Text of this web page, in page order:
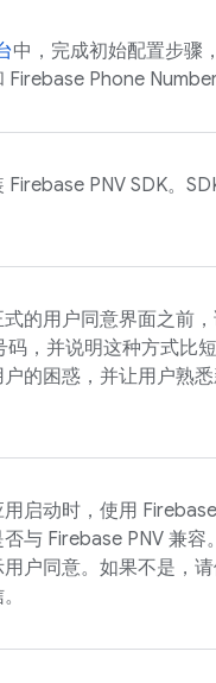
中，完成初始配置步骤
Firebase Phone
Firebase PNV SDK。
式的用户同意界面之前
码，并说明这种方式比
的困惑，并让用户熟
用启动时，使用
否与 Firebase PNV 兼容
户同意。如果不是，